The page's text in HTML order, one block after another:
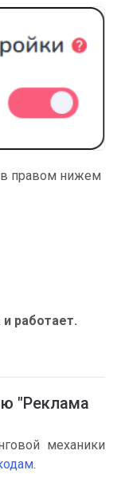
правом нижем
работает.
"Реклама
механики
.